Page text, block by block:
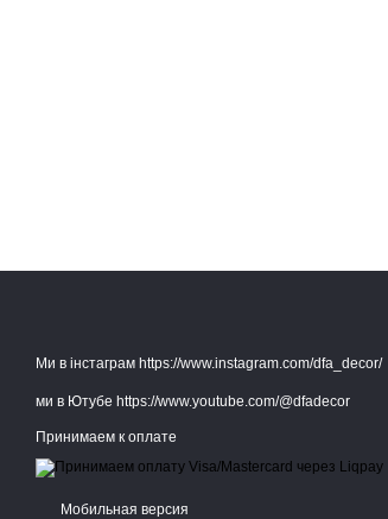
Ми в інстаграм https://www.instagram.com/dfa_decor/
ми в Ютубе https://www.youtube.com/@dfadecor
Принимаем к оплате
Мобильная версия